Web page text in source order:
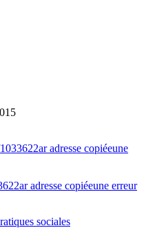
adresse copiéeune
adresse copiéeune erreur
sociales